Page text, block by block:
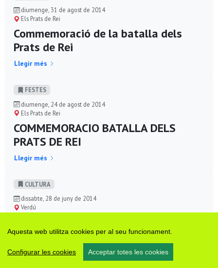
Aquesta web utilitza cookies per al seu funcionament.
Configurar les cookies Acceptar totes les cookies
diumenge, 31 de agost de 2014
Els Prats de Rei
Commemoració de la batalla dels
Prats de Rei
Llegir més
FESTES
diumenge, 24 de agost de 2014
Els Prats de Rei
COMMEMORACIO BATALLA DELS
PRATS DE REI
Llegir més
CULTURA
dissabte, 28 de juny de 2014
Verdú
Llegir més